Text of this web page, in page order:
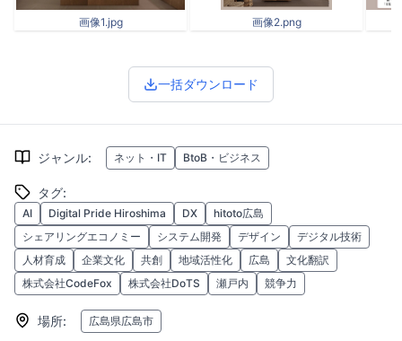
画像1.jpg 画像2.png
一括ダウンロード
ジャンル: ネット・IT BtoB・ビジネス
タグ:
AI Digital Pride Hiroshima DX
hitoto広島
シェアリングエコノミー
システム開発 デザイン
デジタル技術
人材育成
企業文化 共創 地域活性化 広島
文化翻訳
株式会社CodeFox
株式会社DoTS 瀬戸内 競争力
場所: 広島県広島市